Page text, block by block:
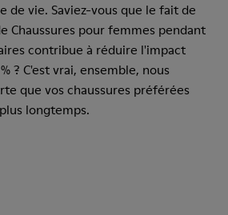
de vie. Saviez-vous que le fait de
Chaussures pour femmes pendant
contribue à réduire l'impact
? C'est vrai, ensemble, nous
que vos chaussures préférées
longtemps.